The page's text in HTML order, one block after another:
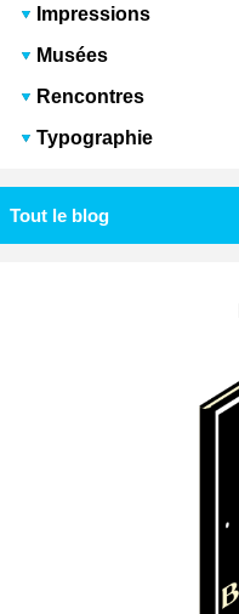
Impressions
Musées
Rencontres
Typographie
Tout le blog